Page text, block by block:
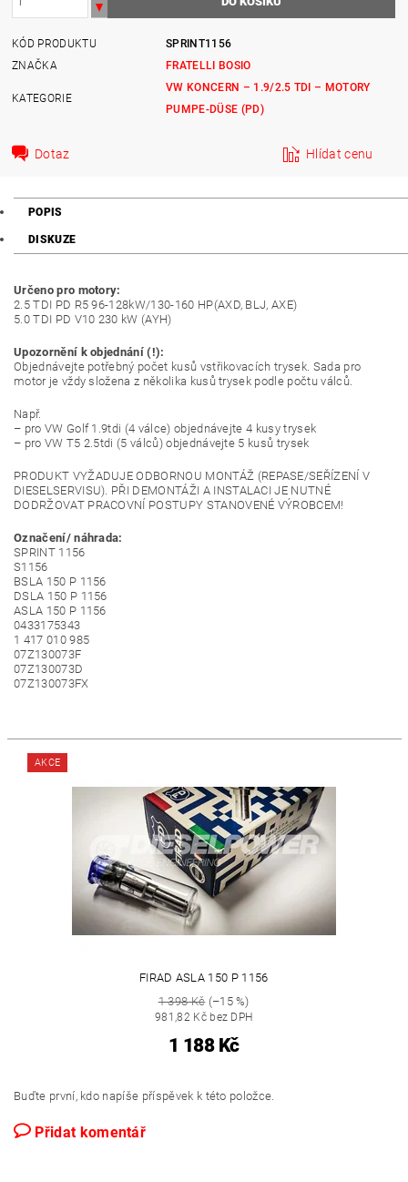
KÓD PRODUKTU
SPRINT1156
ZNAČKA
FRATELLI BOSIO
KATEGORIE
VW KONCERN – 1.9/2.5 TDI – MOTORY
PUMPE-DÜSE (PD)
Dotaz Hlídat cenu
POPIS
DISKUZE
Určeno pro motory:
2.5 TDI PD R5 96-128kW/130-160 HP(AXD, BLJ, AXE)
5.0 TDI PD V10 230 kW (AYH)
Upozornění k objednání (!):
Objednávejte potřebný počet kusů vstřikovacích trysek. Sada pro
motor je vždy složena z několika kusů trysek podle počtu válců.
Např.
– pro VW Golf 1.9tdi (4 válce) objednávejte 4 kusy trysek
– pro VW T5 2.5tdi (5 válců) objednávejte 5 kusů trysek
PRODUKT VYŽADUJE ODBORNOU MONTÁŽ (REPASE/SEŘÍZENÍ V
DIESELSERVISU). PŘI DEMONTÁŽI A INSTALACI JE NUTNÉ
DODRŽOVAT PRACOVNÍ POSTUPY STANOVENÉ VÝROBCEM!
Označení/ náhrada:
SPRINT 1156
S1156
BSLA 150 P 1156
DSLA 150 P 1156
ASLA 150 P 1156
0433175343
1 417 010 985
07Z130073F
07Z130073D
07Z130073FX
AKCE
FIRAD ASLA 150 P 1156
1 398 Kč(–15 %)
981,82 Kč bez DPH
1 188 Kč
Buďte první, kdo napíše příspěvek k této položce.
Přidat komentář